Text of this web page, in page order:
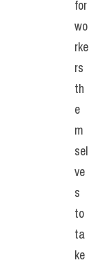
for
wo
rke
rs
th
e
m
sel
ve
s
to
ta
ke